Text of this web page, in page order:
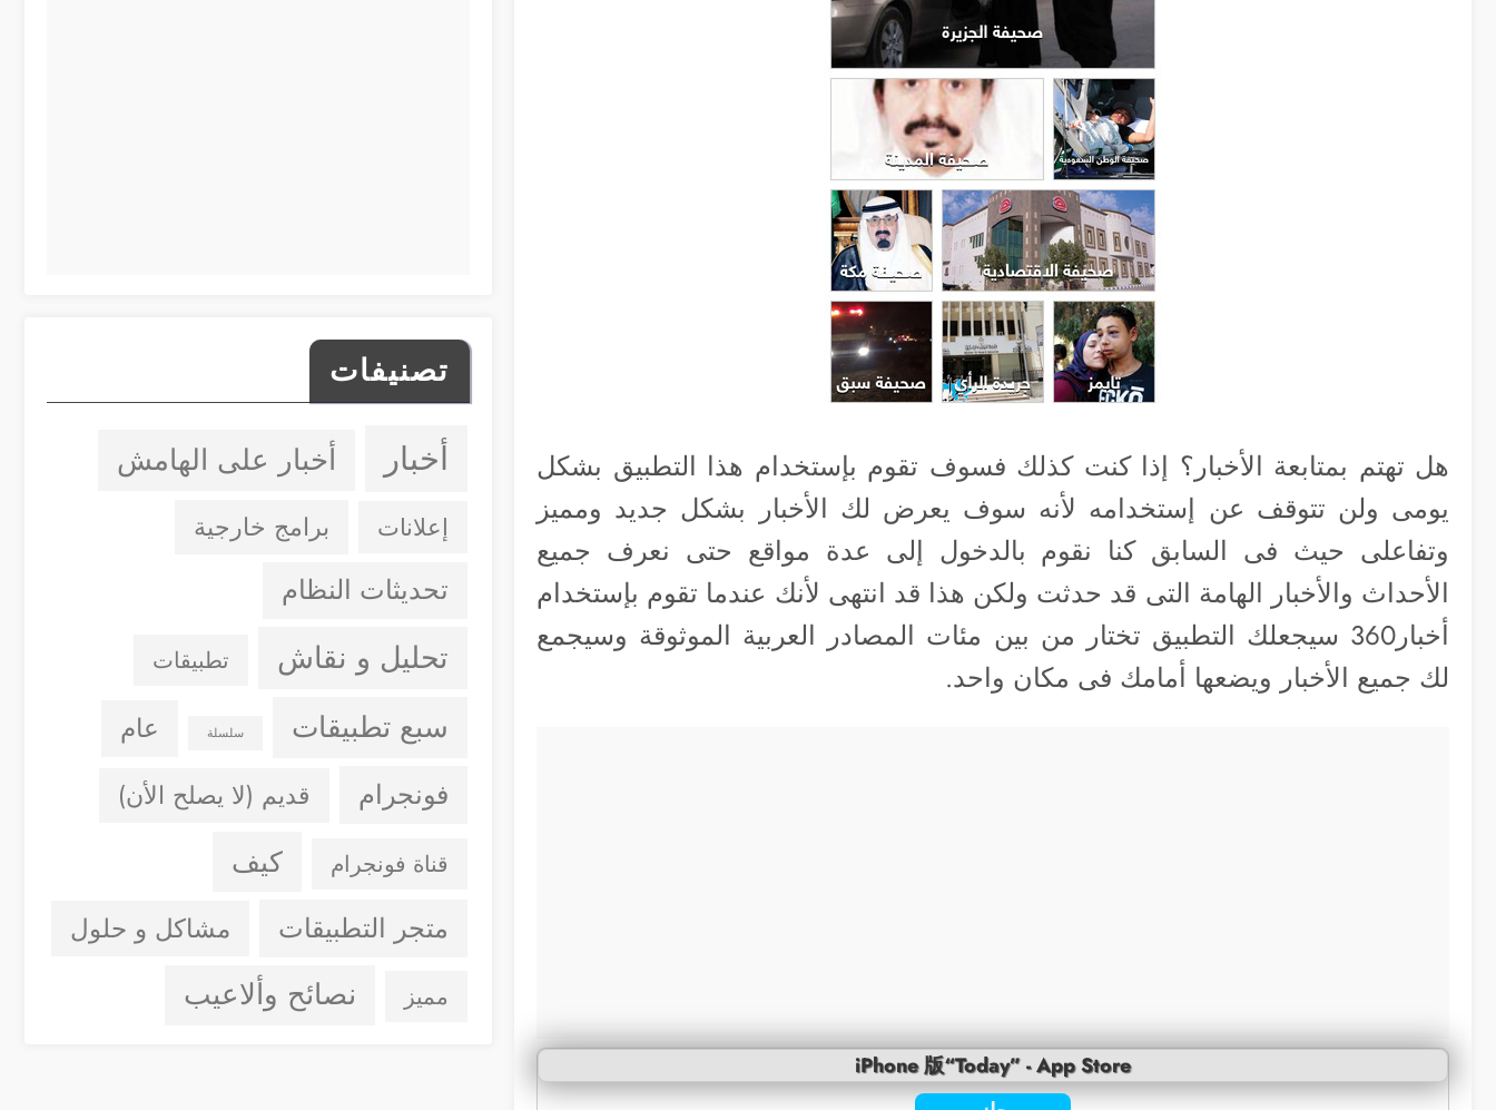
هل تهتم بمتابعة الأخبار؟ إذا كنت كذلك فسوف تقوم بإستخدام هذا التطبيق بشكل
يومى ولن تتوقف عن إستخدامه لأنه سوف يعرض لك الأخبار بشكل جديد ومميز
وتفاعلى حيث فى السابق كنا نقوم بالدخول إلى عدة مواقع حتى نعرف جميع
الأحداث والأخبار الهامة التى قد حدثت ولكن هذا قد انتهى لأنك عندما تقوم بإستخدام
أخبار360 سيجعلك التطبيق تختار من بين مئات المصادر العربية الموثوقة وسيجمع
لك جميع الأخبار ويضعها أمامك فى مكان واحد.
iPhone 版“Today” - App Store
تصنيفات
أخبار أخبار على الهامش
إعلانات برامج خارجية
تحديثات النظام
تحليل و نقاش تطبيقات
سبع تطبيقات سلسلة عام
فونجرام قديم (لا يصلح الأن)
قناة فونجرام كيف
متجر التطبيقات مشاكل و حلول
مميز نصائح وألاعيب